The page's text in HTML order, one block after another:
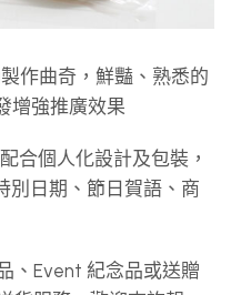
作曲奇，鮮豔、熟悉的
增強推廣效果
合個人化設計及包裝，
別日期、節日賀語、商
、Event 紀念品或送贈